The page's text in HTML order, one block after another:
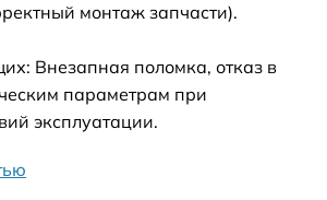
монтаж запчасти).
Внезапная поломка, отказ в
параметрам при
эксплуатации.